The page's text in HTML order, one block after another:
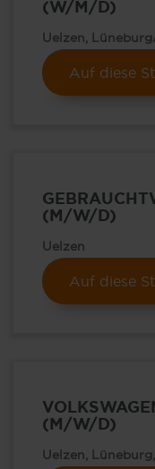
(W/M/D)
Uelzen, Lüneburg
Auf diese
(M/W/D)
Uelzen
Auf diese
(M/W/D)
Uelzen,